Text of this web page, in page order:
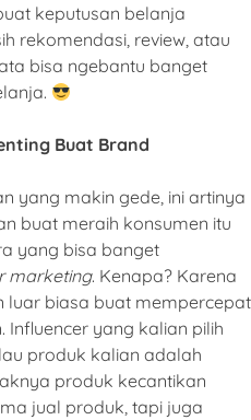
keputusan belanja
rekomendasi, review, atau
bisa ngebantu banget
Buat Brand
yang makin gede, ini artinya
buat meraih konsumen itu
yang bisa banget
marketing. Kenapa? Karena
luar biasa buat mempercepat
Influencer yang kalian pilih
produk kalian adalah
produk kecantikan
jual produk, tapi juga